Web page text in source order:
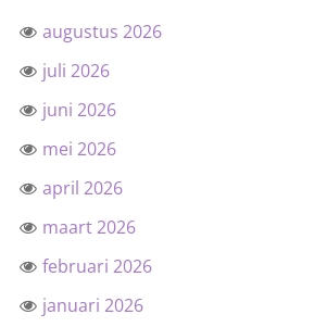
augustus 2026
juli 2026
juni 2026
mei 2026
april 2026
maart 2026
februari 2026
januari 2026